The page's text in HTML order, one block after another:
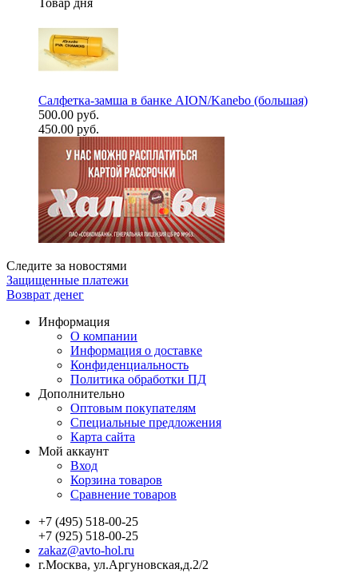
Товар дня
Салфетка-замша в банке AION/Kanebo (большая)
500.00 руб.
450.00 руб.
Следите за новостями
Защищенные платежи
Возврат денег
Информация
О компании
Информация о доставке
Конфиденциальность
Политика обработки ПД
Дополнительно
Оптовым покупателям
Специальные предложения
Карта сайта
Мой аккаунт
Вход
Корзина товаров
Сравнение товаров
+7 (495) 518-00-25
+7 (925) 518-00-25
zakaz@avto-hol.ru
г.Москва, ул.Аргуновская,д.2/2